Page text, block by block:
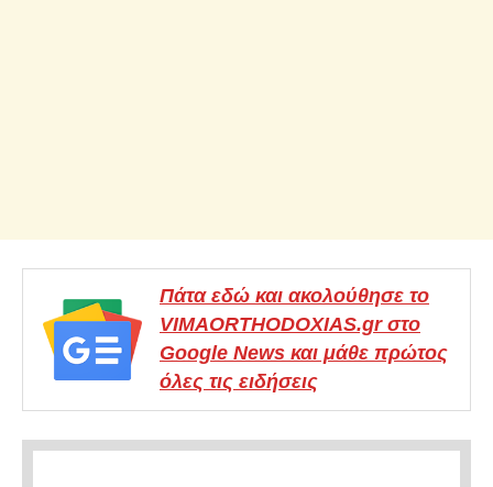
Πάτα εδώ και ακολούθησε το
VIMAORTHODOXIAS.gr στο
Google News και μάθε πρώτος
όλες τις ειδήσεις